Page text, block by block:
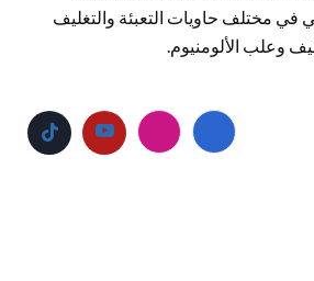
مختلف حاويات التعبئة والتغليف
وعلب الألومنيوم.